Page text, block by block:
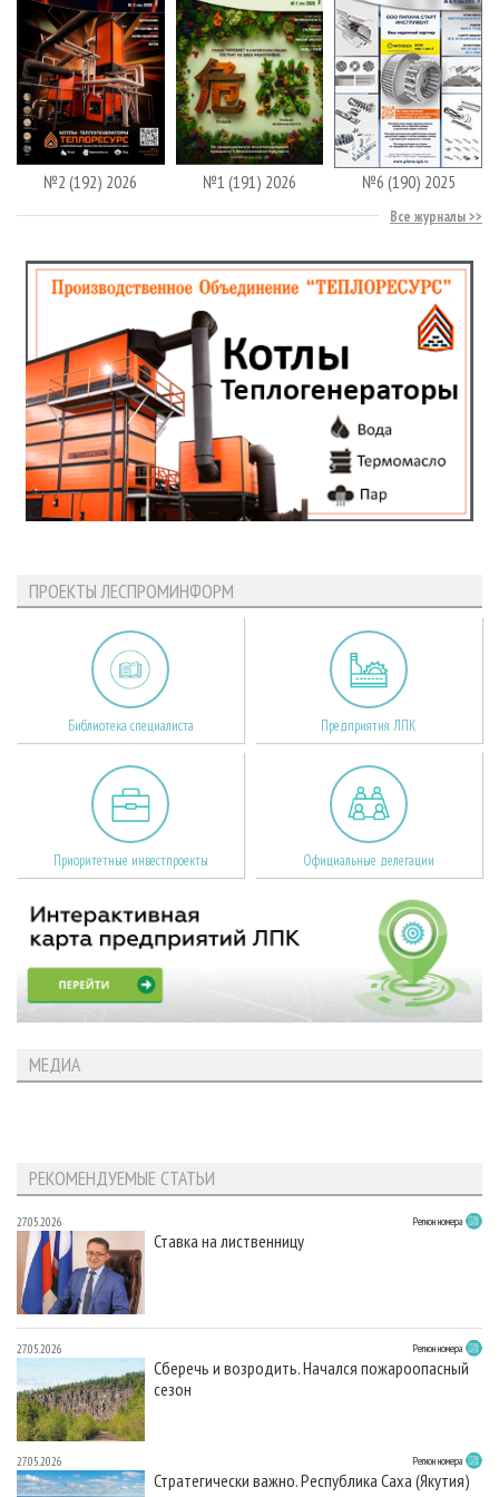
№2 (192) 2026 №1 (191) 2026 №6 (190) 2025
Все журналы
ПРОЕКТЫ ЛЕСПРОМИНФОРМ
Библиотека специалиста Предприятия ЛПК
Приоритетные инвестпроекты Официальные делегации
МЕДИА
РЕКОМЕНДУЕМЫЕ СТАТЬИ
27.05.2026 Регион номера
Ставка на лиственницу
27.05.2026 Регион номера
Сберечь и возродить. Начался пожароопасный
сезон
27.05.2026 Регион номера
Стратегически важно. Республика Саха (Якутия)